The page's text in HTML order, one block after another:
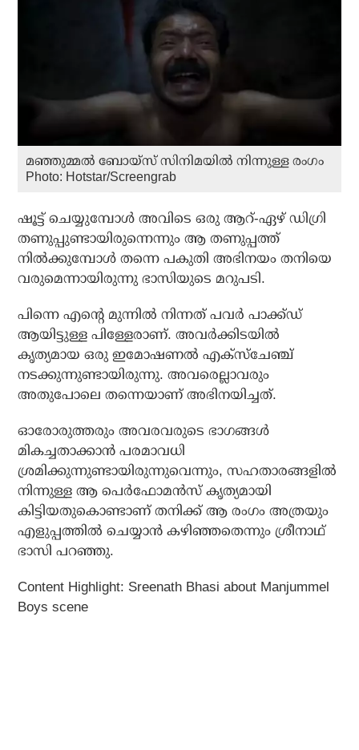
മഞ്ഞുമ്മല്‍ ബോയ്‌സ് സിനിമയില്‍ നിന്നുള്ള രംഗം
Photo: Hotstar/Screengrab
ഷൂട്ട് ചെയ്യുമ്പോള്‍ അവിടെ ഒരു ആറ്-ഏഴ് ഡിഗ്രി
തണുപ്പുണ്ടായിരുന്നെന്നും ആ തണുപ്പത്ത്
നില്‍ക്കുമ്പോള്‍ തന്നെ പകുതി അഭിനയം തനിയെ
വരുമെന്നായിരുന്നു ഭാസിയുടെ മറുപടി.
പിന്നെ എന്റെ മുന്നില്‍ നിന്നത് പവര്‍ പാക്ക്ഡ്
ആയിട്ടുള്ള പിള്ളേരാണ്. അവര്‍ക്കിടയില്‍
കൃത്യമായ ഒരു ഇമോഷണല്‍ എക്‌സ്‌ചേഞ്ച്
നടക്കുന്നുണ്ടായിരുന്നു. അവരെല്ലാവരും
അതുപോലെ തന്നെയാണ് അഭിനയിച്ചത്.
ഓരോരുത്തരും അവരവരുടെ ഭാഗങ്ങള്‍
മികച്ചതാക്കാന്‍ പരമാവധി
ശ്രമിക്കുന്നുണ്ടായിരുന്നുവെന്നും, സഹതാരങ്ങളില്‍
നിന്നുള്ള ആ പെര്‍ഫോമന്‍സ് കൃത്യമായി
കിട്ടിയതുകൊണ്ടാണ് തനിക്ക് ആ രംഗം അത്രയും
എളുപ്പത്തില്‍ ചെയ്യാന്‍ കഴിഞ്ഞതെന്നും ശ്രീനാഥ്
ഭാസി പറഞ്ഞു.
Content Highlight: Sreenath Bhasi about Manjummel
Boys scene